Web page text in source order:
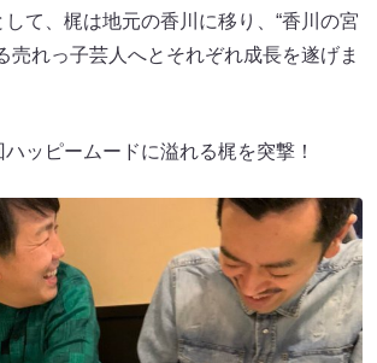
て、梶は地元の香川に移り、“香川の宮
売れっ子芸人へとそれぞれ成長を遂げま
ッピームードに溢れる梶を突撃！